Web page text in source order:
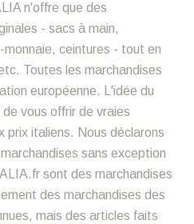
n'offre que des
- sacs à main,
ceintures - tout en
Toutes les marchandises
européenne. L'idée du
vous offrir de vraies
prix italiens. Nous déclarons
sans exception
sont des marchandises
des marchandises des
mais des articles faits